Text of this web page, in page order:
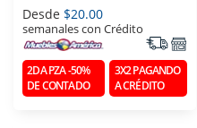
Desde $20.00
semanales con Crédito
2DA PZA -50%
DE CONTADO
3X2 PAGANDO
A CRÉDITO